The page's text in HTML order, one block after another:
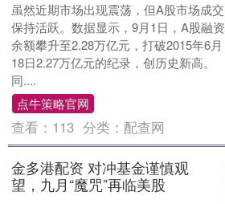
虽然近期市场出现震荡，但A股市场成交
保持活跃。数据显示，9月1日，A股融资
余额攀升至2.28万亿元，打破2015年6月
18日2.27万亿元的纪录，创历史新高。
同....
点牛策略官网
查看： 113 分类： 配查网
金多港配资 对冲基金谨慎观
望，九月“魔咒”再临美股